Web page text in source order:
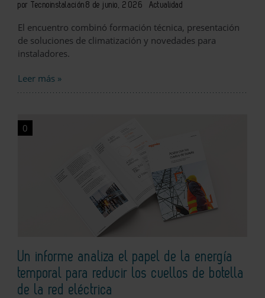
por Tecnoinstalación 8 de junio, 2026 Actualidad
El encuentro combinó formación técnica, presentación
de soluciones de climatización y novedades para
instaladores.
Leer más »
0
Un informe analiza el papel de la energía
temporal para reducir los cuellos de botella
de la red eléctrica